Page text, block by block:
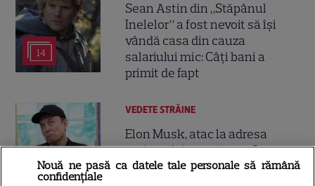
14
Sean Astin din „Stăpânul
Inelelor” a fost nevoit să își
vândă casa din cauza
salariului mic: Câți bani a
primit de fapt
14
VEDETE STRĂINE
Elon Musk, atac la adresa
regizorului premiat cu Oscar
care a realizat documentarul
Nouă ne pasă ca datele tale personale să rămână
confidențiale